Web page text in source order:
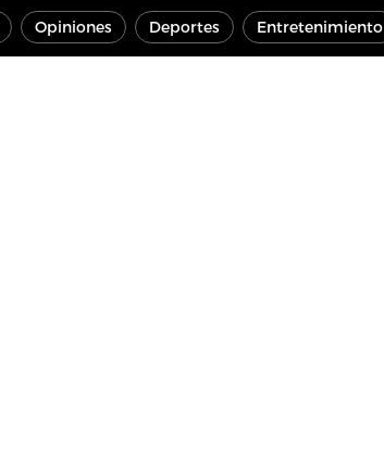
Opiniones Deportes Entretenimiento